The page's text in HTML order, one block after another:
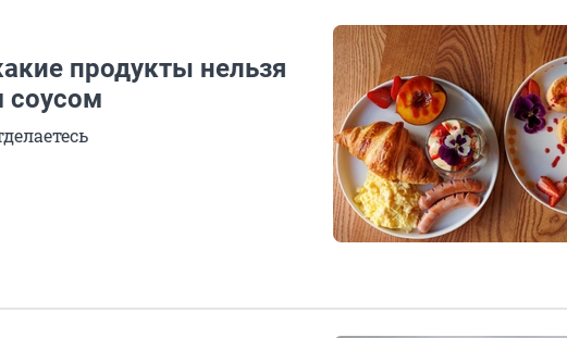
продукты нельзя
соусом